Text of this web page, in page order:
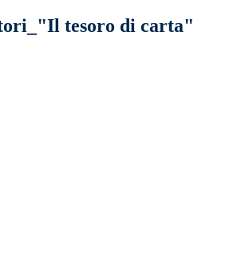
tesoro di carta"